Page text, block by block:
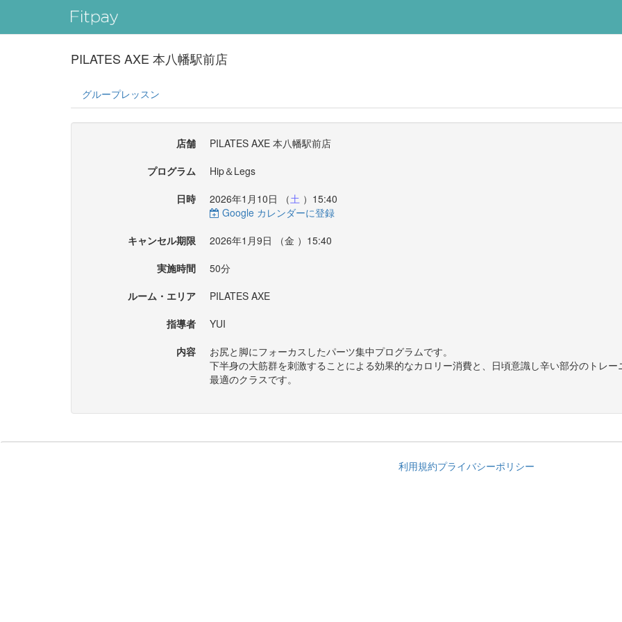
PILATES AXE 本八幡駅前店
グループレッスン
店舗
PILATES AXE 本八幡駅前店
プログラム
Hip＆Legs
日時
2026年1月10日 （土 ）15:40
Google カレンダーに登録
キャンセル期限
2026年1月9日 （金 ）15:40
実施時間
50分
ルーム・エリア
PILATES AXE
指導者
YUI
内容
お尻と脚にフォーカスしたパーツ集中プログラムです。
下半身の大筋群を刺激することによる効果的なカロリー消費と、日頃意識し辛い部分のトレ
最適のクラスです。
利用規約プライバシーポリシー